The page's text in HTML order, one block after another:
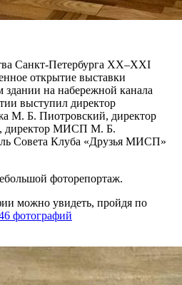
Санкт-Петербурга XX–XXI
открытие выставки
на набережной канала
выступил директор
М. Б. Пиотровский, директор
директор МИСП М. Б.
Совета Клуба «Друзья МИСП»
фоторепортаж.
можно увидеть, пройдя по
фотографий